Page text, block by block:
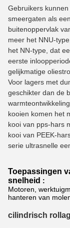
Gebruikers
smeergaten als
buitenoppervlak
meer het NNU-
het NN-type, dat
eerste
gelijkmatige
Voor lagers met
geschikter dan de
kooien komen het
kooi van pps-hars
kooi van PEEK-
serie ultrasnelle
Toepassingen
snelheid :
Motoren,
hanteren van
cilindrisch